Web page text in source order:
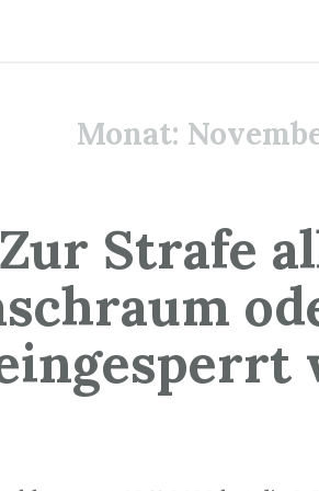
Monat:
Zur Strafe